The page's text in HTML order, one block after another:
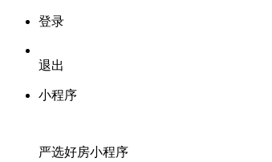
登录
退出
小程序
严选好房小程序